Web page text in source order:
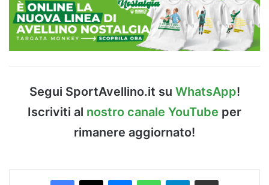
Segui SportAvellino.it su WhatsApp!
Iscriviti al nostro canale YouTube per
rimanere aggiornato!
Facebook
X MessengerWhatsAppTelegramCondividi via Email